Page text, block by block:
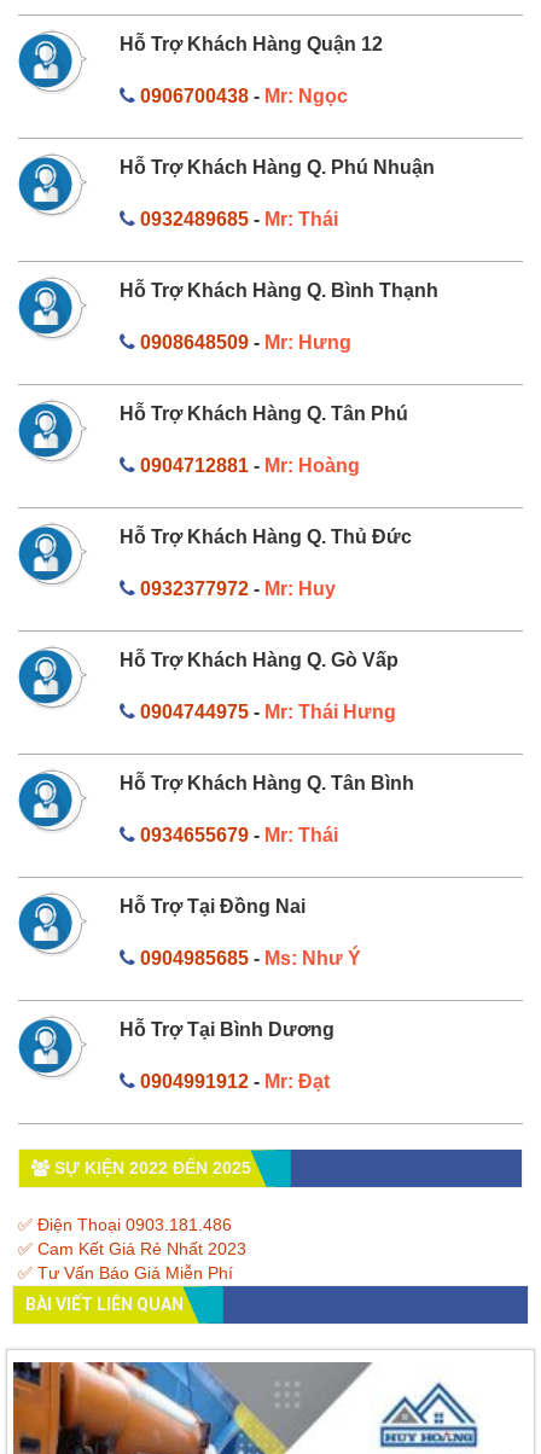
Hỗ Trợ Khách Hàng Quận 12
0906700438- Mr: Ngọc
Hỗ Trợ Khách Hàng Q. Phú Nhuận
0932489685- Mr: Thái
Hỗ Trợ Khách Hàng Q. Bình Thạnh
0908648509- Mr: Hưng
Hỗ Trợ Khách Hàng Q. Tân Phú
0904712881- Mr: Hoàng
Hỗ Trợ Khách Hàng Q. Thủ Đức
0932377972- Mr: Huy
Hỗ Trợ Khách Hàng Q. Gò Vấp
0904744975- Mr: Thái Hưng
Hỗ Trợ Khách Hàng Q. Tân Bình
0934655679- Mr: Thái
Hỗ Trợ Tại Đồng Nai
0904985685- Ms: Như Ý
Hỗ Trợ Tại Bình Dương
0904991912- Mr: Đạt
SỰ KIỆN 2022 ĐẾN 2025
✅ Điện Thoại 0903.181.486
✅ Cam Kết Giá Rẻ Nhất 2023
✅ Tư Vấn Báo Giá Miễn Phí
BÀI VIẾT LIÊN QUAN